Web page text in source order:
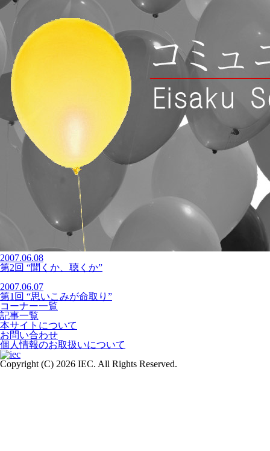
2007.06.08
第2回 “聞くか、聴くか”
2007.06.07
第1回 “思いこみが命取り”
コーナー一覧
記事一覧
本サイトについて
お問い合わせ
個人情報のお取扱いについて
Copyright (C) 2026 IEC. All Rights Reserved.